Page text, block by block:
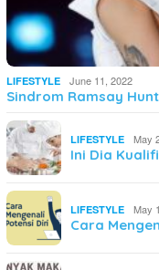
LIFESTYLE June 11, 2022
Sindrom Ramsay
LIFESTYLE May
Ini Dia
LIFESTYLE May
Cara